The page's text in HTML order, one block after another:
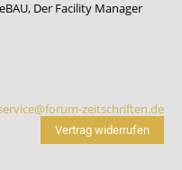
, Der Facility Manager
zeitschriften.de
Vertrag widerrufen